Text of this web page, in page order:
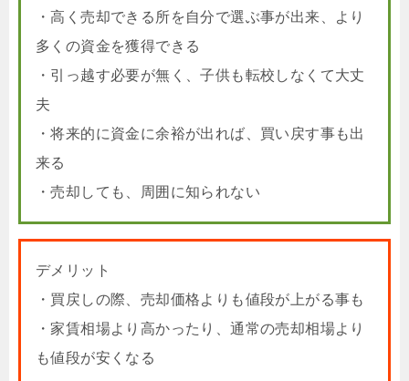
・高く売却できる所を自分で選ぶ事が出来、より
多くの資金を獲得できる
・引っ越す必要が無く、子供も転校しなくて大丈
夫
・将来的に資金に余裕が出れば、買い戻す事も出
来る
・売却しても、周囲に知られない
デメリット
・買戻しの際、売却価格よりも値段が上がる事も
・家賃相場より高かったり、通常の売却相場より
も値段が安くなる